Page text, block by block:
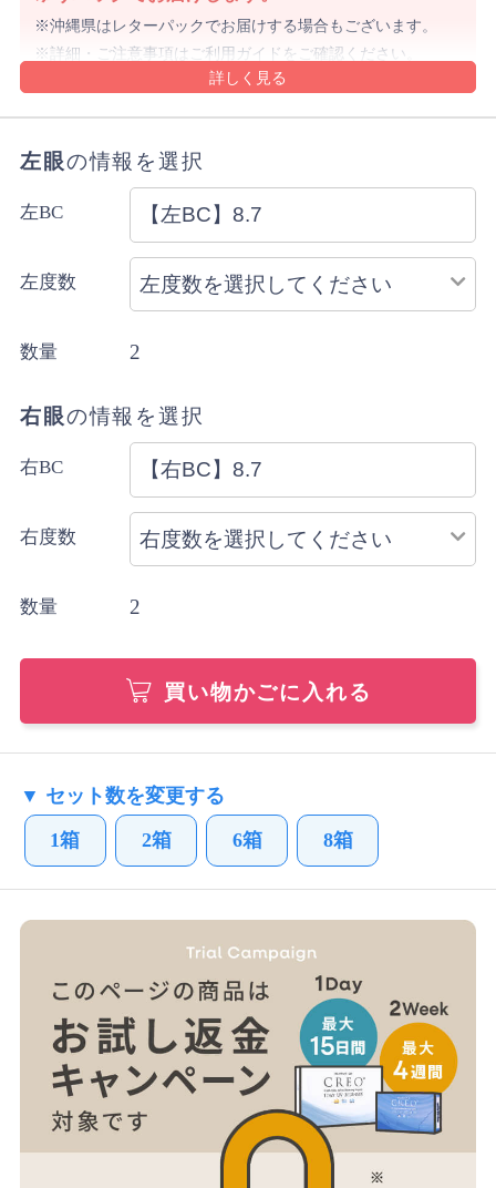
沖縄県はレターパックでお届けする場合もございます。
詳細・ご注意事項はご利用ガイドをご確認ください。
ご注文内容により上記と異なる場合があります。
左眼の情報を選択
左BC
左度数
数量 2
右眼の情報を選択
右BC
右度数
数量 2
買い物かごに入れる
▼ セット数を変更する
1箱 2箱 6箱 8箱